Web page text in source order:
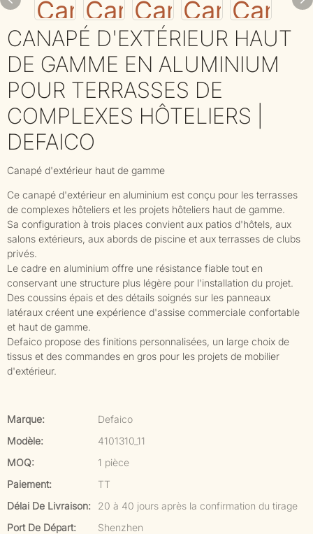
CANAPÉ D'EXTÉRIEUR HAUT
DE GAMME EN ALUMINIUM
POUR TERRASSES DE
COMPLEXES HÔTELIERS |
DEFAICO
Canapé d'extérieur haut de gamme
Ce canapé d'extérieur en aluminium est conçu pour les terrasses
de complexes hôteliers et les projets hôteliers haut de gamme.
Sa configuration à trois places convient aux patios d'hôtels, aux
salons extérieurs, aux abords de piscine et aux terrasses de clubs
privés.
Le cadre en aluminium offre une résistance fiable tout en
conservant une structure plus légère pour l'installation du projet.
Des coussins épais et des détails soignés sur les panneaux
latéraux créent une expérience d'assise commerciale confortable
et haut de gamme.
Defaico propose des finitions personnalisées, un large choix de
tissus et des commandes en gros pour les projets de mobilier
d'extérieur.
Marque:
Defaico
Modèle:
4101310_11
MOQ:
1 pièce
Paiement:
TT
Délai De Livraison:
20 à 40 jours après la confirmation du tirage
Port De Départ:
Shenzhen